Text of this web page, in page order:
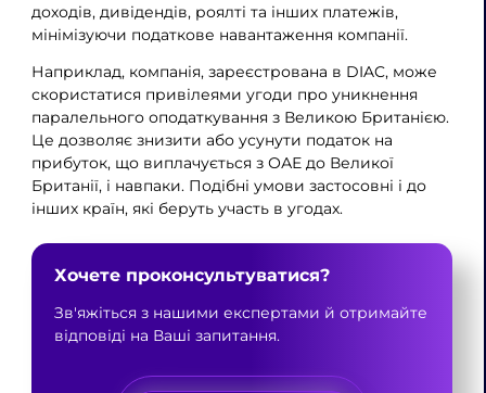
доходів, дивідендів, роялті та інших платежів,
мінімізуючи податкове навантаження компанії.
Наприклад, компанія, зареєстрована в DIAC, може
скористатися привілеями угоди про уникнення
паралельного оподаткування з Великою Британією.
Це дозволяє знизити або усунути податок на
прибуток, що виплачується з ОАЕ до Великої
Британії, і навпаки. Подібні умови застосовні і до
інших країн, які беруть участь в угодах.
Хочете проконсультуватися?
Зв'яжіться з нашими експертами й отримайте
відповіді на Ваші запитання.